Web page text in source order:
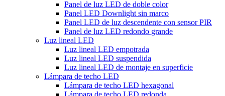
Panel de luz LED de doble color
Panel LED Downlight sin marco
Panel LED de luz descendente con sensor PIR
Panel de luz LED redondo grande
Luz lineal LED
Luz lineal LED empotrada
Luz lineal LED suspendida
Luz lineal LED de montaje en superficie
Lámpara de techo LED
Lámpara de techo LED hexagonal
Lámpara de techo LED redonda